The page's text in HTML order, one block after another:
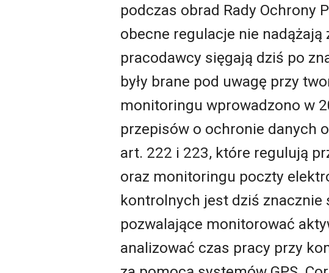
podczas obrad Rady Ochrony
obecne regulacje nie
pracodawcy sięgają dziś po
były brane pod uwagę przy
monitoringu wprowadzono w
przepisów o ochronie danych
art. 222 i 223, które regulują
oraz monitoringu poczty
kontrolnych jest dziś znacznie
pozwalające monitorować
analizować czas pracy przy